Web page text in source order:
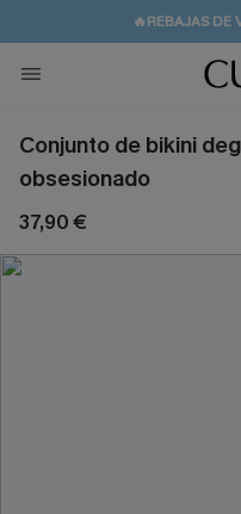
🔥REBAJAS DE
👒PROMOCIÓN DE
🚚ENVÍO
Conjunto de bikini
obsesionado
37,90 €